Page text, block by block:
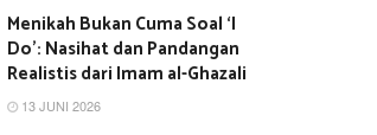
Menikah Bukan Cuma Soal ‘I
Do’: Nasihat dan Pandangan
Realistis dari Imam al-Ghazali
13 JUNI 2026